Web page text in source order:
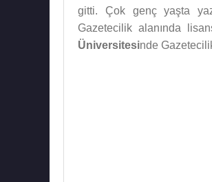
gitti. Çok genç yaşta
Gazetecilik alanında
Üniversitesinde